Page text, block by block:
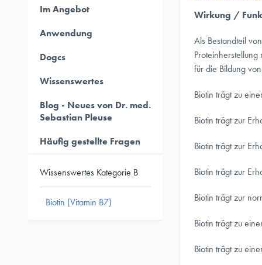
Im Angebot
Anwendung
Dogcs
Wissenswertes
Blog - Neues von Dr. med.
Sebastian Pleuse
Häufig gestellte Fragen
Wissenswertes Kategorie B
Biotin (Vitamin B7)
Wirkung /
Als Bestandteil
für die Bildung
Biotin trägt zu
Biotin trägt zur
Biotin trägt zur
Biotin trägt zur
Biotin trägt zur
Biotin trägt zu
Biotin trägt zu